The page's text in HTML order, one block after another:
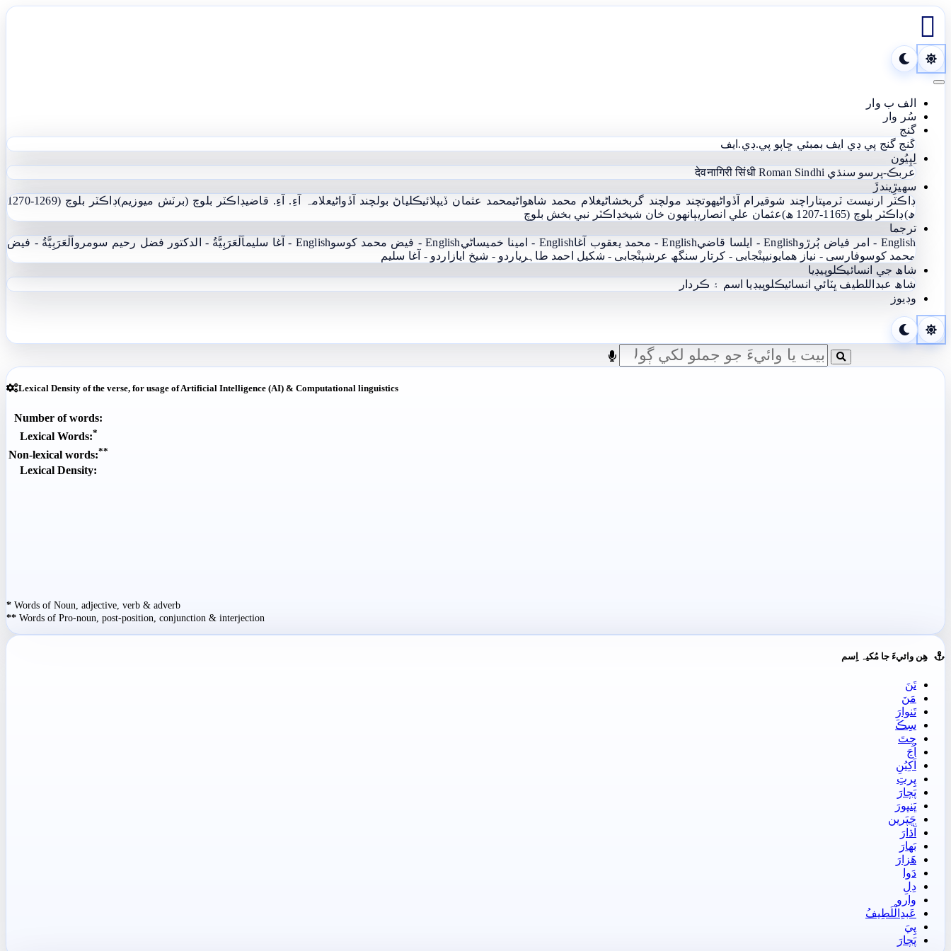

Toggle navigation
الف ب وار
سُر وار
گنج
گنج گنج پي ڊي ايف بمبئي ڇاپو پي.ڊي.ايف
لِپِيُون
عربڪ-پرسو سنڌي
देवनागिरी सिंधी Roman Sindhi
سھيڙِيندڙَ
ڊاڪٽر ارنيسٽ ٽرمپتاراچند شوقيرام آڏواڻيھوتچند مولچند گربخشاڻيغلام محمد شاھواڻيمحمد عثمان ڏيپلائيڪلياڻ بولچند آڏواڻيعلامہ آءِ. آءِ. قاضيڊاڪٽر بلوچ (برٽش ميوزيم)
ڊاڪٽر بلوچ (1269-1270
ھ)ڊاڪٽر بلوچ (1165-1207 ھ) عثمان علي انصاريٻانهون خان شيخڊاڪٽر نبي بخش بلوچ
ترجما
English - امر فياض ٻُرڙو
English - ايلسا قاضي English - محمد يعقوب آغا English - امينا خميساڻي English - فيض محمد کوسو English - آغا سليم اَلْعَرَبِيَّةُ - الدکتور فضل رحیم سومرو اَلْعَرَبِيَّةُ - فيض
محمد کوسوفارسی - نياز ھمايونيپنْجابی - کرتار سنگھ عرشپنْجابی - شکیل احمد طاہریاردو - شيخ اياز اردو - آغا سليم
شاھ جي انسائيڪلوپيڊيا
شاھ عبداللطيف ڀٽائي انسائيڪلوپيڊيا اسم ۽ ڪردار
وڊيوز
Lexical Density of the verse, for usage of Artificial Intelligence (AI) & Computational linguistics
Number of words:
Lexical Words:*
Non-lexical words:**
Lexical Density:
* Words of Noun, adjective, verb & adverb
** Words of Pro-noun, post-position, conjunction & interjection
ھِن وائيءَ جا مُکيہ اِسم
تَنَ
مَنَ
تَنوارَ
سِڪَ
چِتَ
اُڃَ
اَکِيُنِ
پِرتِ
پَچارَ
ڀَنڀورَ
ڇَپَرين
آڌارَ
بَھارَ
ھَزارَ
دَوا
دِلِ
وارو
عَبدِالْلَطِيفُ
پِيَ
پَچارَ